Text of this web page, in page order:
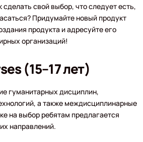
сделать свой выбор, что следует есть,
Придумайте новый продукт
продукта и адресуйте его
организаций!
(15–17 лет)
гуманитарных дисциплин,
а также междисциплинарные
на выбор ребятам предлагается
направлений.